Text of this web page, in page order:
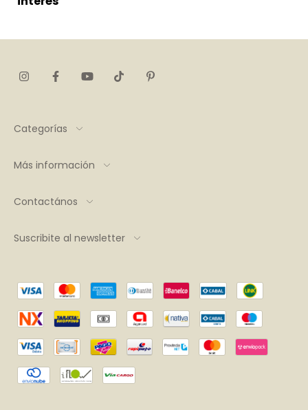
Categorías
Más información
Contactános
Suscribite al newsletter